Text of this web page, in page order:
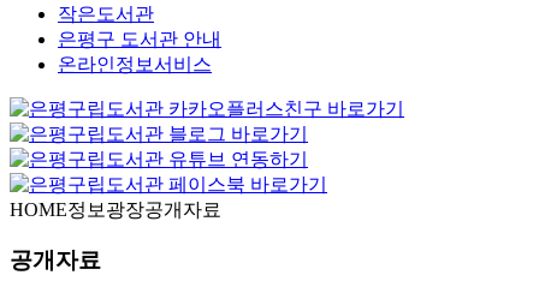
작은도서관
은평구 도서관 안내
온라인정보서비스
HOME정보광장공개자료
공개자료